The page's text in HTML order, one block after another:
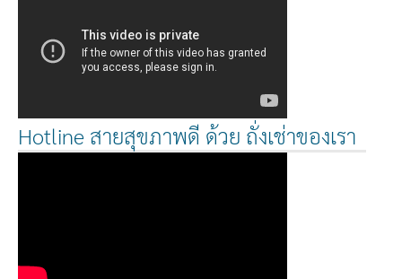
Hotline สายสุขภาพดี ด้วย ถั่งเช่าของเรา